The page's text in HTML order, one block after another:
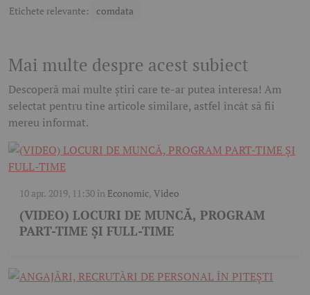
Etichete relevante: comdata
Mai multe despre acest subiect
Descoperă mai multe știri care te-ar putea interesa! Am
selectat pentru tine articole similare, astfel încât să fii
mereu informat.
10 apr. 2019, 11:30în Economic,Video
(VIDEO) LOCURI DE MUNCĂ, PROGRAM
PART-TIME ȘI FULL-TIME